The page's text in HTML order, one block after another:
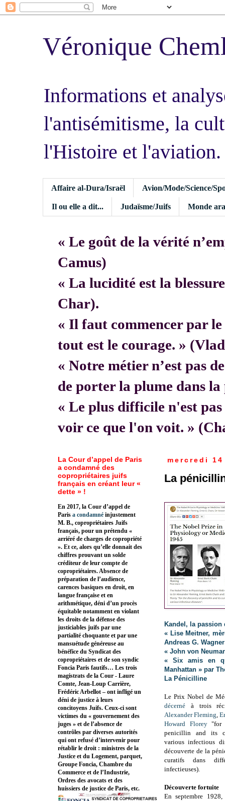
Véronique
Informations et
l'antisémitisme, la
l'Histoire et l'aviation.
Affaire al-Dura/Israël Avion/Mode/Science/
Il ou elle a dit... Judaïsme/Juifs Monde
« Le goût de la vérité
Camus)
« La lucidité est la
Char).
« Il faut commencer par le
tout est le courage. »
« Notre métier n’est pas
de porter la plume dans
« Le plus difficile n'est
voir ce que l'on voit. »
mercredi
La
Kandel, la passion
« Lise Meitner,
Andreas G. Wagner
« John von
« Six amis en
Manhattan » par
La Pénicilline
Le Prix Nobel de
décerné à trois
Alexander Fleming,
Howard Florey"for
penicillin and its
various infectious
découverte de la
curatifs dans
infectieuses).
Découverte fortuite
En septembre
La Cour d’appel de Paris
a condamné des
copropriétaires juifs
français en créant leur «
dette » !
En 2017, la Cour d’appel de
Paris a condamné injustement
M. B., copropriétaires Juifs
français, pour un prétendu «
arriéré de charges de copropriété
». Et ce, alors qu’elle donnait des
chiffres prouvant un solde
créditeur de leur compte de
copropriétaires. Absence de
préparation de l’audience,
carences basiques en droit, en
langue française et en
arithmétique, déni d’un procès
équitable notamment en violant
les droits de la défense des
justiciables juifs par une
partialité choquante et par une
mansuétude généreuse au
bénéfice du Syndicat des
copropriétaires et de son syndic
Foncia Paris fautifs… Les trois
magistrats de la Cour - Laure
Comte, Jean-Loup Carrière,
Frédéric Arbellot – ont infligé un
déni de justice à leurs
concitoyens Juifs. Ceux-ci sont
victimes du « gouvernement des
juges » et de l’absence de
contrôles par diverses autorités
qui ont refusé d’intervenir pour
rétablir le droit : ministres de la
Justice et du Logement, parquet,
Groupe Foncia, Chambre du
Commerce et de l’Industrie,
Ordres des avocats et des
huissiers de justice de Paris, etc.